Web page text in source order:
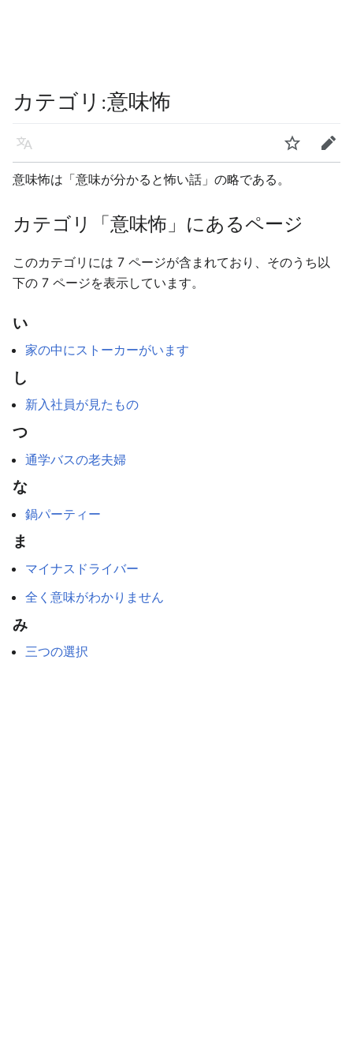
カテゴリ :意味怖
言語
意味怖は「意味が分かると怖い話」の略である。
カテゴリ「意味怖」にあるページ
このカテゴリには 7 ページが含まれており、そのうち以
下の 7 ページを表示しています。
い
家の中にストーカーがいます
し
新入社員が見たもの
つ
通学バスの老夫婦
な
鍋パーティー
ま
マイナスドライバー
全く意味がわかりません
み
三つの選択